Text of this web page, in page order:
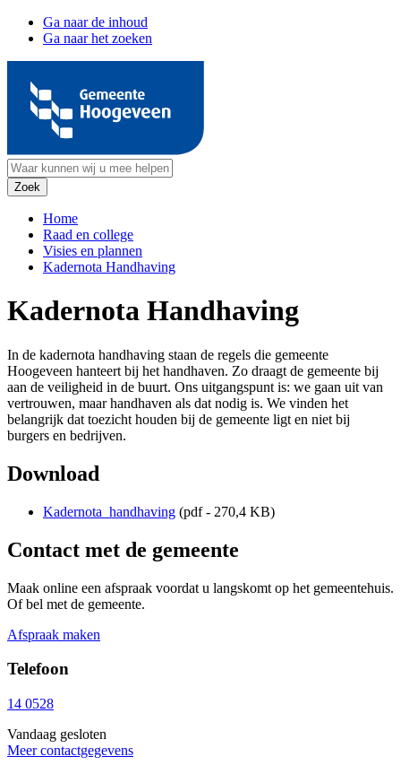
Ga naar de inhoud
Ga naar het zoeken
Home
Raad en college
Visies en plannen
Kadernota Handhaving
Kadernota Handhaving
In de kadernota handhaving staan de regels die gemeente
Hoogeveen hanteert bij het handhaven. Zo draagt de gemeente bij
aan de veiligheid in de buurt. Ons uitgangspunt is: we gaan uit van
vertrouwen, maar handhaven als dat nodig is. We vinden het
belangrijk dat toezicht houden bij de gemeente ligt en niet bij
burgers en bedrijven.
Download
Kadernota_handhaving (pdf - 270,4 KB)
Contact met de gemeente
Maak online een afspraak voordat u langskomt op het gemeentehuis.
Of bel met de gemeente.
Afspraak maken
Telefoon
14 0528
Vandaag gesloten
Meer contactgegevens